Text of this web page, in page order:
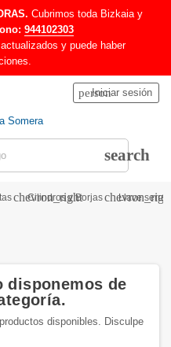
Cubrimos toda Bizkaia y
944102303
y puede haber
search
person
Iniciar sesión
chevron_right
Cilindros y Borjas Llave
disponemos de
disponibles. Disculpe